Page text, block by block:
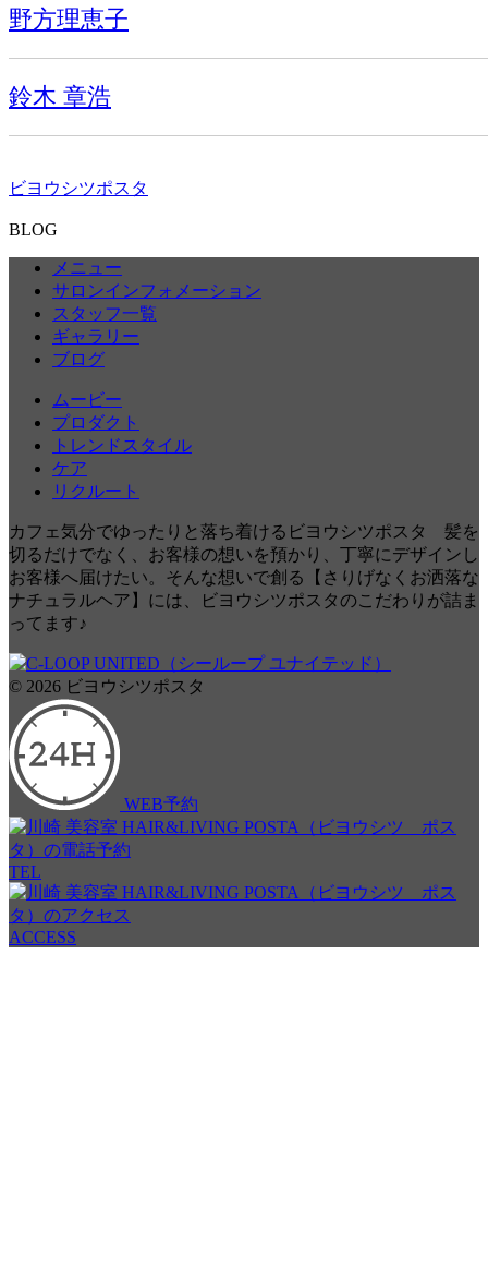
野方理恵子
鈴木 章浩
ビヨウシツポスタ
BLOG
メニュー
サロンインフォメーション
スタッフ一覧
ギャラリー
ブログ
ムービー
プロダクト
トレンドスタイル
ケア
リクルート
カフェ気分でゆったりと落ち着けるビヨウシツポスタ 髪を
切るだけでなく、お客様の想いを預かり、丁寧にデザインし
お客様へ届けたい。そんな想いで創る【さりげなくお洒落な
ナチュラルヘア】には、ビヨウシツポスタのこだわりが詰ま
ってます♪
© 2026 ビヨウシツポスタ
WEB予約
TEL
ACCESS